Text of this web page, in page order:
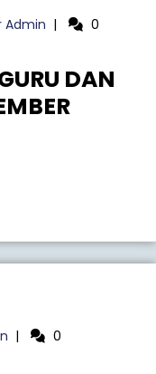
Admin |
0
DAN
|
0